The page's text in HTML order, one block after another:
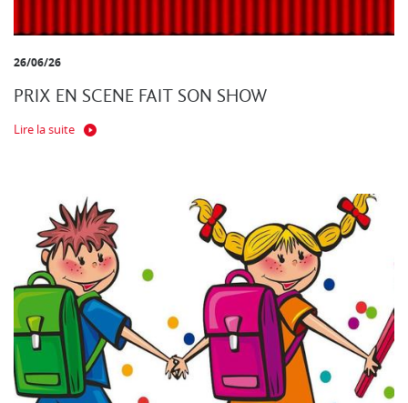
26/06/26
PRIX EN SCENE FAIT SON SHOW
Lire la suite